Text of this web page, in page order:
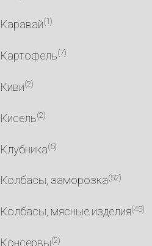
Каравай(1)
Картофель(7)
Киви(2)
Кисель(2)
Клубника(6)
Колбасы, заморозка(52)
Колбасы, мясные изделия(45)
Консервы(2)